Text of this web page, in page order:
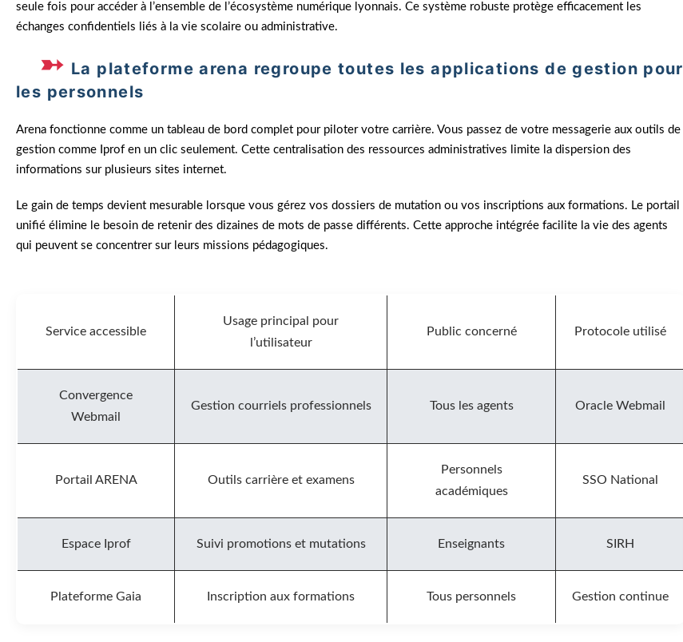
seule fois pour accéder à l’ensemble de l’écosystème numérique lyonnais. Ce système robuste protège efficacement les
échanges confidentiels liés à la vie scolaire ou administrative.
La plateforme arena regroupe toutes les applications de gestion pour
les personnels
Arena fonctionne comme un tableau de bord complet pour piloter votre carrière. Vous passez de votre messagerie aux outils de
gestion comme Iprof en un clic seulement. Cette centralisation des ressources administratives limite la dispersion des
informations sur plusieurs sites internet.
Le gain de temps devient mesurable lorsque vous gérez vos dossiers de mutation ou vos inscriptions aux formations. Le portail
unifié élimine le besoin de retenir des dizaines de mots de passe différents. Cette approche intégrée facilite la vie des agents
qui peuvent se concentrer sur leurs missions pédagogiques.
Service accessible
Usage principal pour
l’utilisateur
Public concerné Protocole utilisé
Convergence
Webmail
Gestion courriels professionnels Tous les agents Oracle Webmail
Portail ARENA Outils carrière et examens
Personnels
académiques
SSO National
Espace Iprof Suivi promotions et mutations Enseignants SIRH
Plateforme Gaia Inscription aux formations Tous personnels Gestion continue